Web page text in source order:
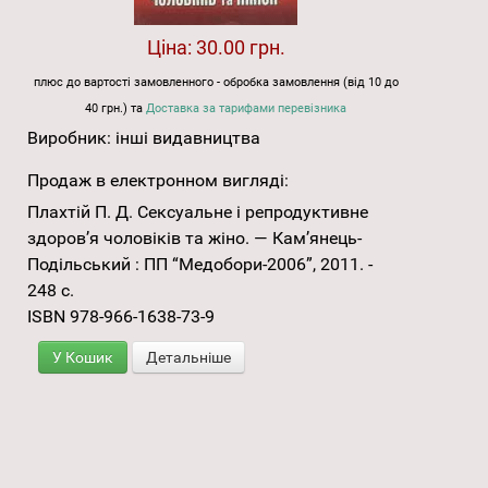
Ціна: 30.00 грн.
плюс до вартості замовленного - обробка замовлення (від 10 до
40 грн.) таДоставка за тарифами перевізника
Виробник: інші видавництва
Продаж в електронном вигляді:
Плахтій П. Д. Сексуальне і репродуктивне
здоров’я чоловіків та жіно. — Кам’янець-
Подільський : ПП “Медобори-2006”, 2011. -
248 с.
ISBN 978-966-1638-73-9
У Кошик Детальніше